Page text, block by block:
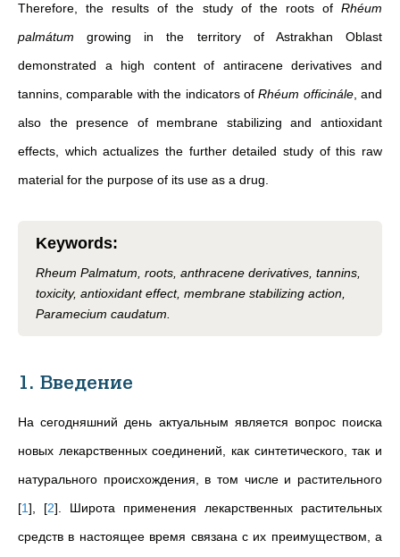
Therefore, the results of the study of the roots of Rhéum
palmátum growing in the territory of Astrakhan Oblast
demonstrated a high content of antiracene derivatives and
tannins, comparable with the indicators ofRhéum officinále, and
also the presence of membrane stabilizing and antioxidant
effects, which actualizes the further detailed study of this raw
material for the purpose of its use as a drug.
Keywords:
Rheum Palmatum, roots, anthracene derivatives, tannins,
toxicity, antioxidant effect, membrane stabilizing action,
Paramecium caudatum.
1. Введение
На сегодняшний день актуальным является вопрос поиска
новых лекарственных соединений, как синтетического, так и
натурального происхождения, в том числе и растительного
[1] [2] . Широта применения лекарственных растительных
средств в настоящее время связана с их преимуществом, а